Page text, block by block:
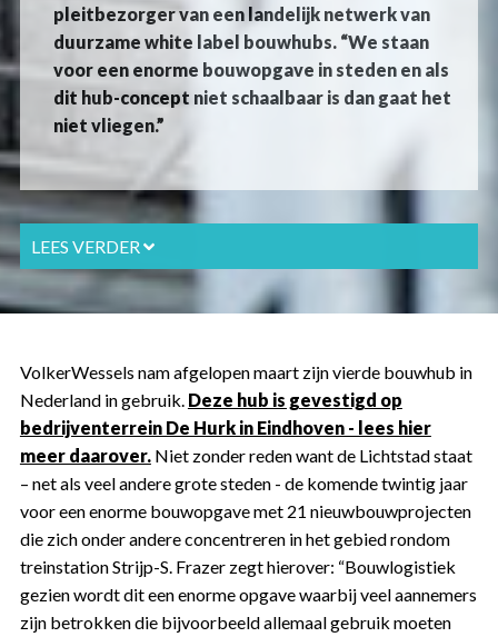
pleitbezorger van een landelijk netwerk van
duurzame white label bouwhubs. “We staan
voor een enorme bouwopgave in steden en als
dit hub-concept niet schaalbaar is dan gaat het
niet vliegen.”
LEES VERDER
VolkerWessels nam afgelopen maart zijn vierde bouwhub in
Nederland in gebruik. Deze hub is gevestigd op
bedrijventerrein De Hurk in Eindhoven - lees hier
meer daarover. Niet zonder reden want de Lichtstad staat
– net als veel andere grote steden - de komende twintig jaar
voor een enorme bouwopgave met 21 nieuwbouwprojecten
die zich onder andere concentreren in het gebied rondom
treinstation Strijp-S. Frazer zegt hierover: “Bouwlogistiek
gezien wordt dit een enorme opgave waarbij veel aannemers
zijn betrokken die bijvoorbeeld allemaal gebruik moeten